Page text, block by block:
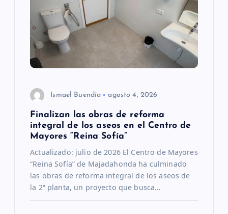
Ismael Buendía agosto 4, 2026
Finalizan las obras de reforma
integral de los aseos en el Centro de
Mayores “Reina Sofía”
Actualizado: julio de 2026 El Centro de Mayores
“Reina Sofía” de Majadahonda ha culminado
las obras de reforma integral de los aseos de
la 2ª planta, un proyecto que busca…